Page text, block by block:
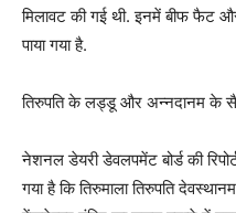
मिलावट की गई थी. इनमें बीफ फैट
पाया गया है.
तिरुपति के लड्डू और अन्नदानम के
नेशनल डेयरी डेवलपमेंट बोर्ड की
गया है कि तिरुमाला तिरुपति